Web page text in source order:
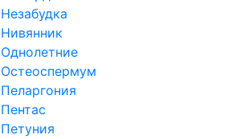
Незабудка
Нивянник
Однолетние
Остеоспермум
Пеларгония
Пентас
Петуния